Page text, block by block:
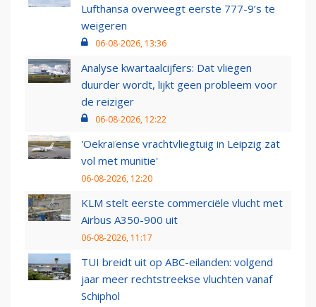
Lufthansa overweegt eerste 777-9’s te
weigeren
06-08-2026, 13:36
Analyse kwartaalcijfers: Dat vliegen
duurder wordt, lijkt geen probleem voor
de reiziger
06-08-2026, 12:22
'Oekraïense vrachtvliegtuig in Leipzig zat
vol met munitie'
06-08-2026, 12:20
KLM stelt eerste commerciële vlucht met
Airbus A350-900 uit
06-08-2026, 11:17
TUI breidt uit op ABC-eilanden: volgend
jaar meer rechtstreekse vluchten vanaf
Schiphol